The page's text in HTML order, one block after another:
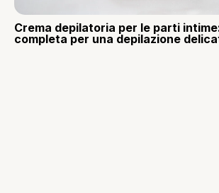
Crema depilatoria per le parti
completa per una depilazione